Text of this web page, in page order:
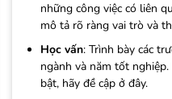
những công việc có liên
mô tả rõ ràng vai trò và
Học vấn: Trình bày các
ngành và năm tốt
bật, hãy đề cập ở đây.